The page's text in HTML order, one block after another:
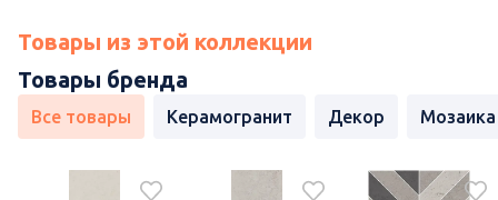
Товары из этой коллекции
Товары бренда
Все товары Керамогранит Декор Мозаика